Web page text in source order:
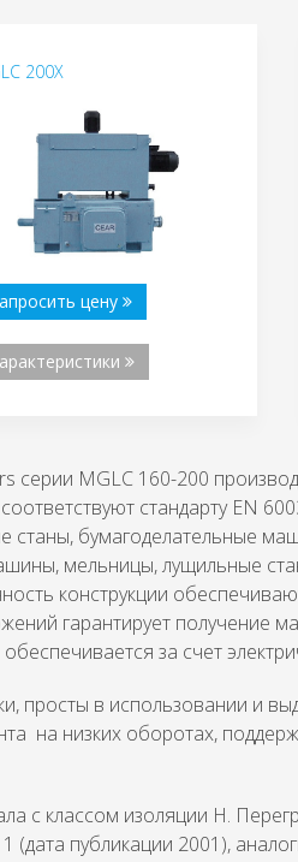
200X
цену
серии MGLC 160-200
стандарту EN
бумагоделательные
мельницы, лущильные
конструкции
гарантирует получение
за счет
просты в использовании и
на низких оборотах,
с классом изоляции H.
(дата публикации 2001),